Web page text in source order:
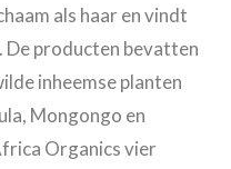
als haar en vindt
producten bevatten
inheemse planten
Mongongo en
Organics vier